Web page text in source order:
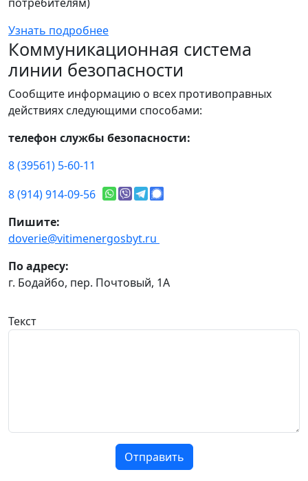
Узнать подробнее
Коммуникационная система
линии безопасности
Сообщите информацию о всех противоправных
действиях следующими способами:
телефон службы безопасности:
8 (39561) 5-60-11
8 (914) 914-09-56
Пишите:
doverie@vitimenergosbyt.ru
По адресу:
г. Бодайбо, пер. Почтовый, 1А
Текст
Отправить